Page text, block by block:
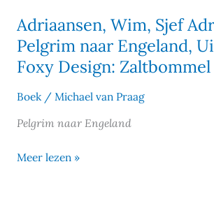
Adriaansen, Wim, Sjef
Pelgrim naar Engeland,
Foxy Design: Zaltbommel
Boek/ Michael van Praag
Pelgrim naar Engeland
Meer lezen »